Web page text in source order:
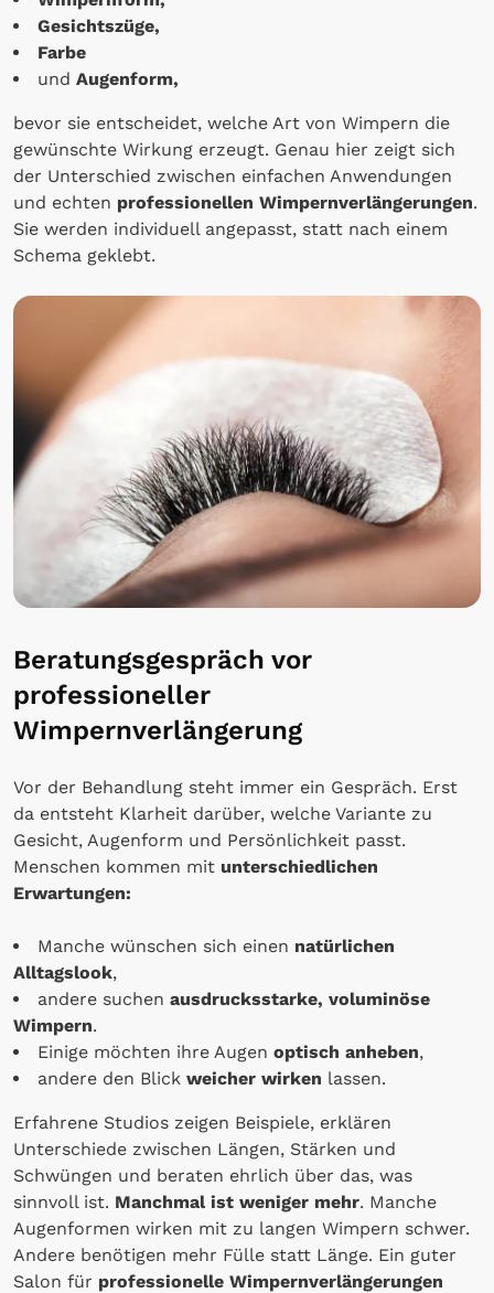
Gesichtszüge,
Farbe
und Augenform,
bevor sie entscheidet, welche Art von Wimpern die
gewünschte Wirkung erzeugt. Genau hier zeigt sich
der Unterschied zwischen einfachen Anwendungen
und echten professionellen Wimpernverlängerungen.
Sie werden individuell angepasst, statt nach einem
Schema geklebt.
Beratungsgespräch vor
professioneller
Wimpernverlängerung
Vor der Behandlung steht immer ein Gespräch. Erst
da entsteht Klarheit darüber, welche Variante zu
Gesicht, Augenform und Persönlichkeit passt.
Menschen kommen mit unterschiedlichen
Erwartungen:
Manche wünschen sich einen natürlichen
Alltagslook,
andere suchen ausdrucksstarke, voluminöse
Wimpern.
Einige möchten ihre Augen optisch anheben,
andere den Blick weicher wirken lassen.
Erfahrene Studios zeigen Beispiele, erklären
Unterschiede zwischen Längen, Stärken und
Schwüngen und beraten ehrlich über das, was
sinnvoll ist. Manchmal ist weniger mehr. Manche
Augenformen wirken mit zu langen Wimpern schwer.
Andere benötigen mehr Fülle statt Länge. Ein guter
Salon für professionelle Wimpernverlängerungen